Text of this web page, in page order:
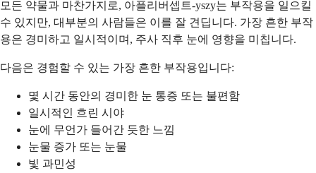
모든 약물과 마찬가지로, 아플리버셉트-yszy는 부작용을 일으킬
수 있지만, 대부분의 사람들은 이를 잘 견딥니다. 가장 흔한 부작
용은 경미하고 일시적이며, 주사 직후 눈에 영향을 미칩니다.
다음은 경험할 수 있는 가장 흔한 부작용입니다:
몇 시간 동안의 경미한 눈 통증 또는 불편함
일시적인 흐린 시야
눈에 무언가 들어간 듯한 느낌
눈물 증가 또는 눈물
빛 과민성